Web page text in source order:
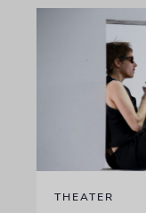
THEATER